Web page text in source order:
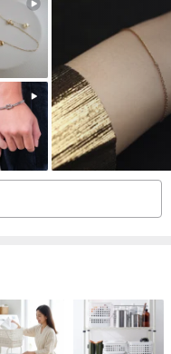
紋路不盡相同，隨機不挑款)
晶 切面6mm、珍珠不規
路不盡相同，隨機不挑